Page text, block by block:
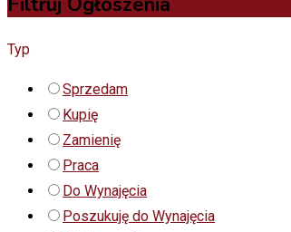
Typ
Sprzedam
Kupię
Zamienię
Praca
Do Wynajęcia
Poszukuję do Wynajęcia